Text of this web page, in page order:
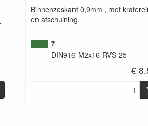
Binnenzeskant 0,9mm , met
en afschuining.
7
DIN916-M2x16-RVS-25
€